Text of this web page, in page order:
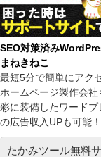
SEO対策済み
まねきねこ
最短5分で簡単にアク
ホームページ製作会
彩に装備したワード
の広告収入UPも可能
たかみツール無料